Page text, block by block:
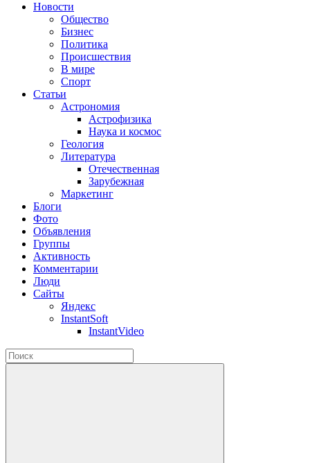
Новости
Общество
Бизнес
Политика
Происшествия
В мире
Спорт
Статьи
Астрономия
Астрофизика
Наука и космос
Геология
Литература
Отечественная
Зарубежная
Маркетинг
Блоги
Фото
Объявления
Группы
Активность
Комментарии
Люди
Сайты
Яндекс
InstantSoft
InstantVideo